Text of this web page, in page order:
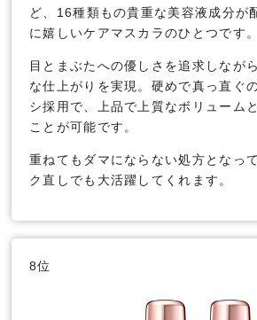
ど、16種類もの貴重な美容液成分が
に嬉しいケアマスカラのひとつです。
目とまぶたへの優しさを追求しなが
な仕上がりを実現。硬めで真っ直ぐ
シ採用で、上品で上質なボリューム
ことが可能です。
重ねてもダマにならない処方となっ
ク直しでも大活躍してくれます。
8位